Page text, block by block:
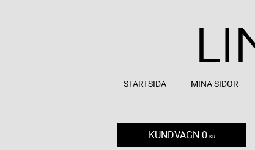
STARTSIDA MINA SIDOR
KUNDVAGN 0 KR